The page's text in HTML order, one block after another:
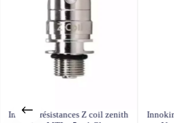
Innokin résistances Z coil zenith